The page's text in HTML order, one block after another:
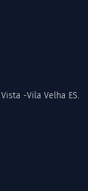
-Vila Velha ES.